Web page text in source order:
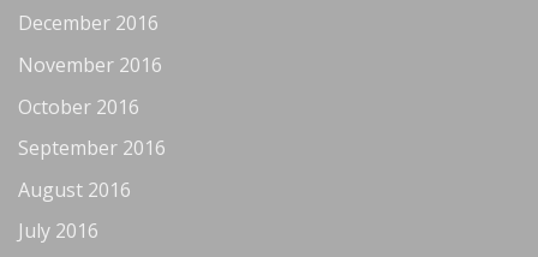
December 2016
November 2016
October 2016
September 2016
August 2016
July 2016